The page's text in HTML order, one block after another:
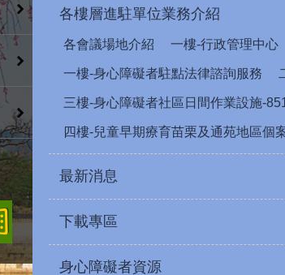
各樓層進駐單位業務介紹
各會議場地介紹 一樓-行政管理中心
一樓-身心障礙者駐點法律諮詢服務
三樓-身心障礙者社區日間作業設施-
四樓-兒童早期療育苗栗及通苑地區個
最新消息
下載專區
身心障礙者資源